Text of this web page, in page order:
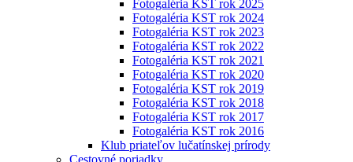
Fotogaléria KST rok 2025
Fotogaléria KST rok 2024
Fotogaléria KST rok 2023
Fotogaléria KST rok 2022
Fotogaléria KST rok 2021
Fotogaléria KST rok 2020
Fotogaléria KST rok 2019
Fotogaléria KST rok 2018
Fotogaléria KST rok 2017
Fotogaléria KST rok 2016
Klub priateľov lučatínskej prírody
Cestovné poriadky